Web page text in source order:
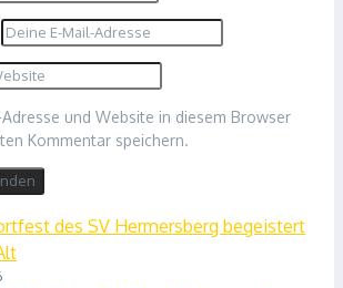
Adresse und Website in diesem Browser
Kommentar speichern.
des SV Hermersberg begeistert